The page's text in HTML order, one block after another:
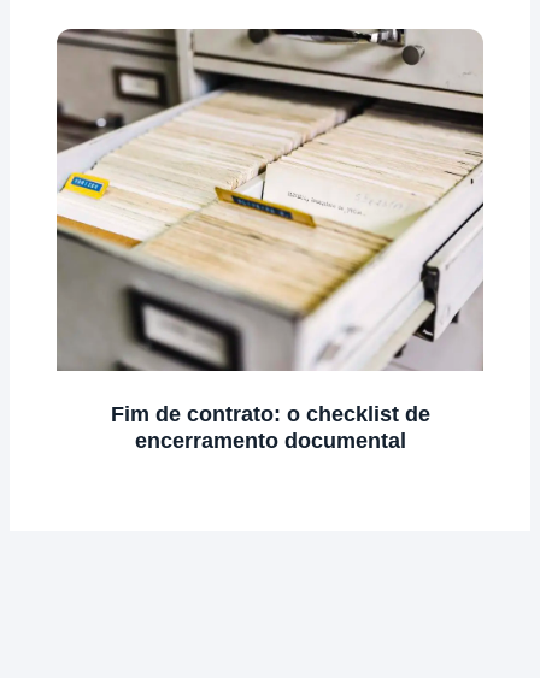
Fim de contrato: o checklist de
encerramento documental